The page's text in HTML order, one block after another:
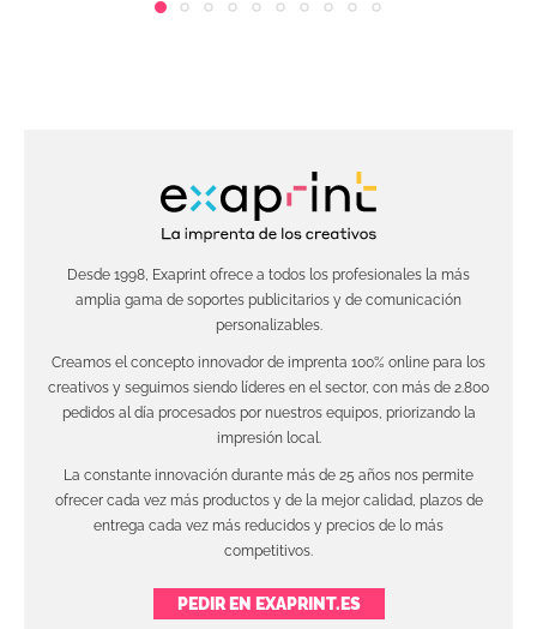
Desde 1998, Exaprint ofrece a todos los profesionales la más
amplia gama de soportes publicitarios y de comunicación
personalizables.
Creamos el concepto innovador de imprenta 100% online para los
creativos y seguimos siendo líderes en el sector, con más de 2.800
pedidos al día procesados por nuestros equipos, priorizando la
impresión local.
La constante innovación durante más de 25 años nos permite
ofrecer cada vez más productos y de la mejor calidad, plazos de
entrega cada vez más reducidos y precios de lo más
competitivos.
PEDIR EN EXAPRINT.ES